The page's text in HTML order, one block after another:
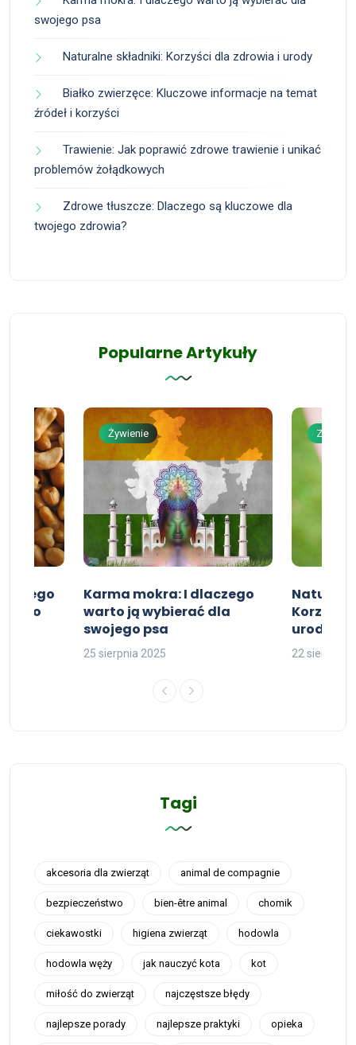
swojego psa
Naturalne składniki: Korzyści dla zdrowia i urody
Białko zwierzęce: Kluczowe informacje na temat
źródeł i korzyści
Trawienie: Jak poprawić zdrowe trawienie i unikać
problemów żołądkowych
Zdrowe tłuszcze: Dlaczego są kluczowe dla
twojego zdrowia?
Popularne Artykuły
Żywienie
Karma mokra: I dlaczego
warto ją wybierać dla
swojego psa
25 sierpnia 2025
Korzyści
urody
22 sierpnia
Tagi
akcesoria dla zwierząt animal de compagnie
bezpieczeństwo bien-être animal chomik
ciekawostki higiena zwierząt hodowla
hodowla węży jak nauczyć kota kot
miłość do zwierząt najczęstsze błędy
najlepsze porady najlepsze praktyki opieka